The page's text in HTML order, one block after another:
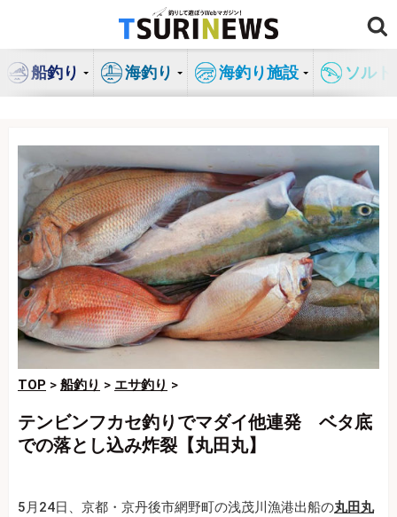
ン
船釣り 海釣り 海釣り施設 ソル
TOP > 船釣り > エサ釣り >
テンビンフカセ釣りでマダイ他連発 ベタ底
での落とし込み炸裂【丸田丸】
5月24日、京都・京丹後市網野町の浅茂川漁港出船の丸田丸